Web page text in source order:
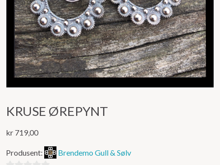
KRUSE ØREPYNT
kr 719,00
Produsent: Brendemo Gull & Sølv